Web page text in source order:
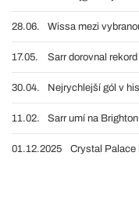
28.06. Wissa mezi
17.05. Sarr dorovnal
30.04. Nejrychlejší gól v
11.02. Sarr umí na
01.12.2025 Crystal Palace